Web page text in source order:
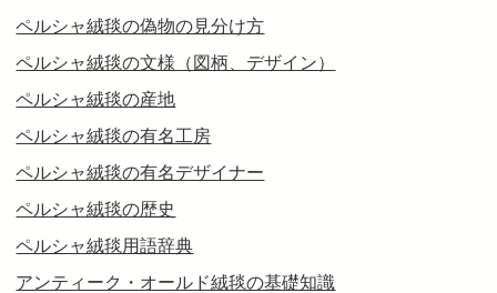
ペルシャ絨毯の偽物の見分け方
ペルシャ絨毯の文様（図柄、デザイン）
ペルシャ絨毯の産地
ペルシャ絨毯の有名工房
ペルシャ絨毯の有名デザイナー
ペルシャ絨毯の歴史
ペルシャ絨毯用語辞典
アンティーク・オールド絨毯の基礎知識